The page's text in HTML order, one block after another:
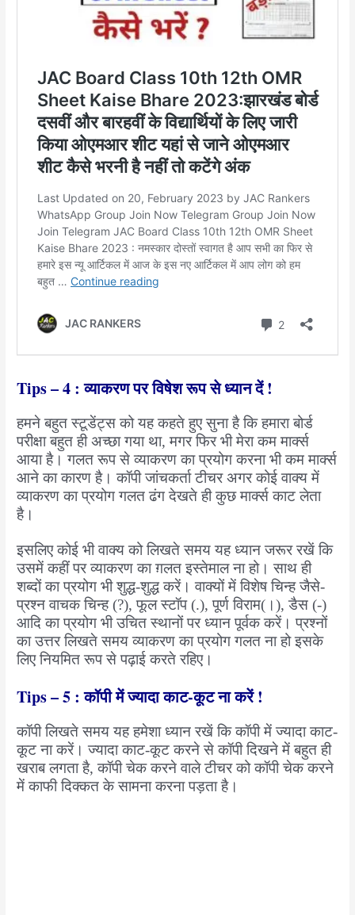
Tips – 4 : व्याकरण पर विषेश रूप से ध्यान दें !
हमने बहुत स्टूडेंट्स को यह कहते हुए सुना है कि हमारा बोर्ड
परीक्षा बहुत ही अच्छा गया था, मगर फिर भी मेरा कम मार्क्स
आया है। गलत रूप से व्याकरण का प्रयोग करना भी कम मार्क्स
आने का कारण है। कॉपी जांचकर्ता टीचर अगर कोई वाक्य में
व्याकरण का प्रयोग गलत ढंग देखते ही कुछ मार्क्स काट लेता
है।
इसलिए कोई भी वाक्य को लिखते समय यह ध्यान जरूर रखें कि
उसमें कहीं पर व्याकरण का ग़लत इस्तेमाल ना हो। साथ ही
शब्दों का प्रयोग भी शुद्ध-शुद्ध करें। वाक्यों में विशेष चिन्ह जैसे-
प्रश्न वाचक चिन्ह (?), फूल स्टॉप (.), पूर्ण विराम(।), डैस (-)
आदि का प्रयोग भी उचित स्थानों पर ध्यान पूर्वक करें। प्रश्नों
का उत्तर लिखते समय व्याकरण का प्रयोग गलत ना हो इसके
लिए नियमित रूप से पढ़ाई करते रहिए।
Tips – 5 : कॉपी में ज्यादा काट-कूट ना करें !
कॉपी लिखते समय यह हमेशा ध्यान रखें कि कॉपी में ज्यादा काट-
कूट ना करें। ज्यादा काट-कूट करने से कॉपी दिखने में बहुत ही
खराब लगता है, कॉपी चेक करने वाले टीचर को कॉपी चेक करने
में काफी दिक्कत के सामना करना पड़ता है।